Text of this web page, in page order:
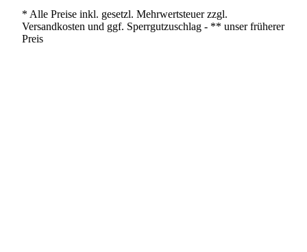
* Alle Preise inkl. gesetzl. Mehrwertsteuer zzgl.
Versandkosten und ggf. Sperrgutzuschlag - ** unser früherer
Preis